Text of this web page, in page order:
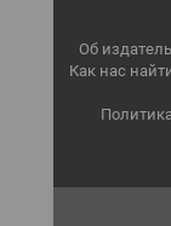
Об
Как нас